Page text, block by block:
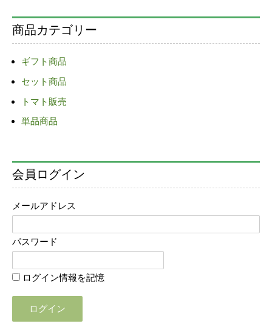
商品カテゴリー
ギフト商品
セット商品
トマト販売
単品商品
会員ログイン
メールアドレス
パスワード
ログイン情報を記憶